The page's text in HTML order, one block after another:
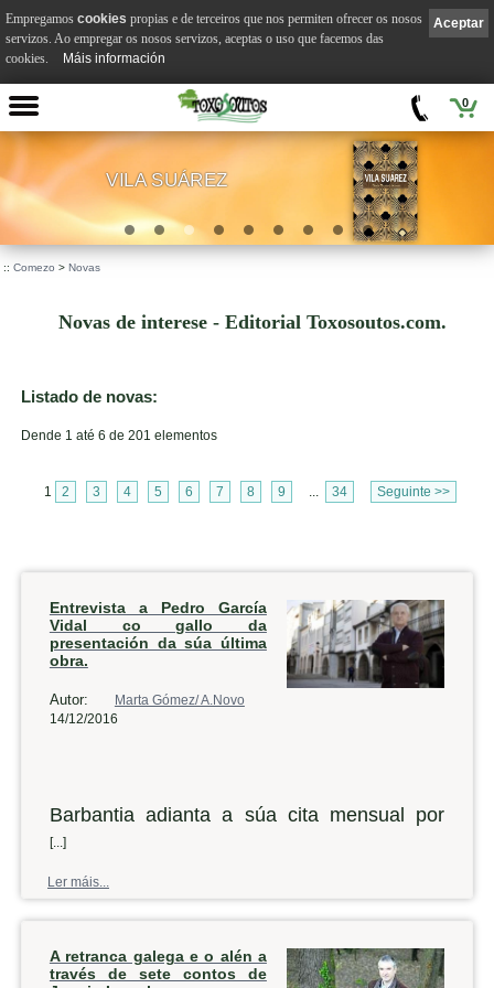
0
VILA SUÁREZ
:: Comezo > Novas
Novas de interese - Editorial Toxosoutos.com.
Listado de novas:
Dende 1 até 6 de 201 elementos
1 2 3 4 5 6 7 8 9 34 Seguinte >>
Entrevista a Pedro García
Vidal co gallo da
presentación da súa última
obra.
Autor:
Marta Gómez/ A.Novo
14/12/2016
Barbantia adianta a súa cita mensual por
mor das festas do Nadal, así que este
venres a asociación cultural levará a cabo
na casa de cultura noiesa unha nova
historiador Pedro García Vidal, que falará do
[...]
Ler máis...
A retranca galega e o alén a
través de sete contos de
Aceptar
Empregamos cookies propias e de terceiros que nos permiten ofrecer os nosos
servizos. Ao empregar os nosos servizos, aceptas o uso que facemos das
cookies.
Máis información